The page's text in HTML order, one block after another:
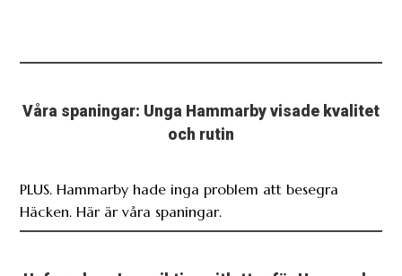
Våra spaningar: Unga Hammarby visade kvalitet
och rutin
PLUS. Hammarby hade inga problem att besegra
Häcken. Här är våra spaningar.